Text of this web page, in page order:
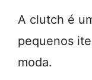
A clutch é
pequenos
moda.